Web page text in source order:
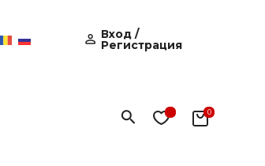
Вход /
Регистрация
Поиск